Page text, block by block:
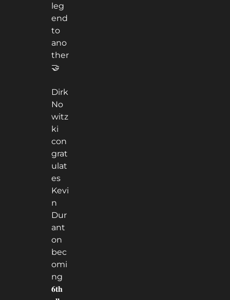
leg
end
to
ano
ther
🤝
Dirk
No
witz
ki
con
grat
ulat
es
Kevi
n
Dur
ant
on
bec
omi
ng
𝟔𝐭𝐡